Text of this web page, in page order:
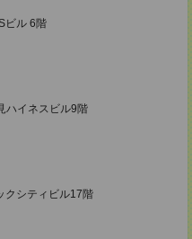
ビル 6階
ハイネスビル9階
クシティビル17階